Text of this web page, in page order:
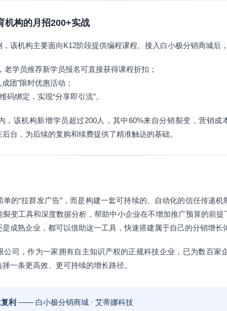
机构的月招200+实战
该机构主要面向K12阶段提供编程课程。接入白小极分销商城后
老学员推荐新学员报名可直接获得课程折扣；
团”限时优惠活动；
码绑定，实现“分享即引流”。
，该机构新增学员超过200人，其中60%来自分销裂变，营销成
台，为后续的复购和续费提供了精准触达的基础。
的“拉群发广告”，而是构建一套可持续的、自动化的信任传递
变工具和深度数据分析，帮助中小企业在不增加推广预算的前
成熟企业，都可以借助这一工具，快速搭建属于自己的分销增长
公司，作为一家拥有自主知识产权的正规科技企业，已为数百家
一条更高效、更可持续的增长路径。
利 —— 白小极分销商城 · 艾蒂娜科技